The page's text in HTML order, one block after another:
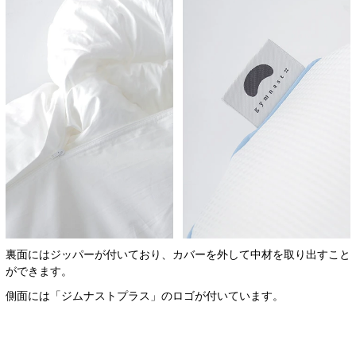
裏面にはジッパーが付いており、カバーを外して中材を取り出すこと
ができます。
側面には「ジムナストプラス」のロゴが付いています。